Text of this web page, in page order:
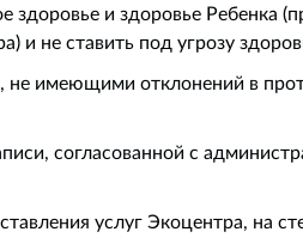
здоровье и здоровье Ребенка
и не ставить под угрозу
имеющими отклонений в
согласованной с
услуг Экоцентра, на